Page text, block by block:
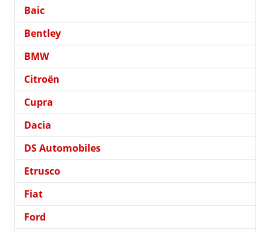
Baic
Bentley
BMW
Citroën
Cupra
Dacia
DS Automobiles
Etrusco
Fiat
Ford